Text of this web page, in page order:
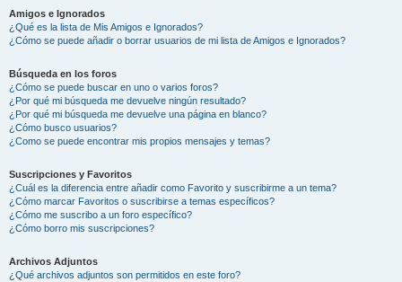
Amigos e Ignorados
¿Qué es la lista de Mis Amigos e Ignorados?
¿Cómo se puede añadir o borrar usuarios de mi lista de Amigos e Ignorados?
Búsqueda en los foros
¿Cómo se puede buscar en uno o varios foros?
¿Por qué mi búsqueda me devuelve ningún resultado?
¿Por qué mi búsqueda me devuelve una página en blanco?
¿Cómo busco usuarios?
¿Como se puede encontrar mis propios mensajes y temas?
Suscripciones y Favoritos
¿Cuál es la diferencia entre añadir como Favorito y suscribirme a un tema?
¿Cómo marcar Favoritos o suscribirse a temas específicos?
¿Cómo me suscribo a un foro específico?
¿Cómo borro mis suscripciones?
Archivos Adjuntos
¿Qué archivos adjuntos son permitidos en este foro?